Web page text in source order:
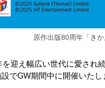
原作出版80周年「き
を迎え幅広い世代に愛され
でGW期間中に開催いた